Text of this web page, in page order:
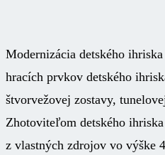
Modernizácia detského
hracích prvkov detského
štvorvežovej zostavy,
Zhotoviteľom detského
z vlastných zdrojov vo výške